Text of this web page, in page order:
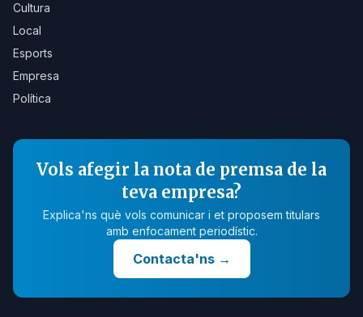
Cultura
Local
Esports
Empresa
Política
Vols afegir la nota de premsa de la
teva empresa?
Explica'ns què vols comunicar i et proposem titulars
amb enfocament periodístic.
Contacta'ns→